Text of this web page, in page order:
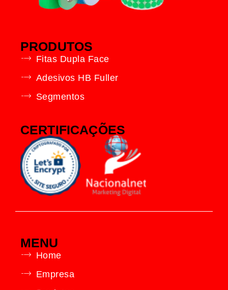
PRODUTOS
Fitas Dupla Face
Adesivos HB Fuller
Segmentos
CERTIFICAÇÕES
MENU
Home
Empresa